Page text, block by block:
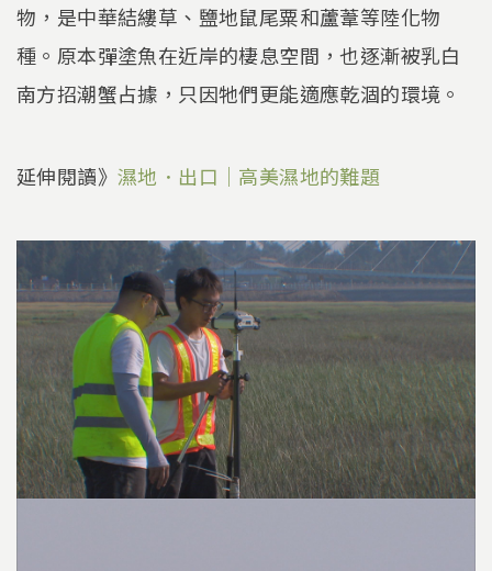
物，是中華結縷草、鹽地鼠尾粟和蘆葦等陸化物
種。原本彈塗魚在近岸的棲息空間，也逐漸被乳白
南方招潮蟹占據，只因牠們更能適應乾涸的環境。
延伸閱讀》 濕地．出口｜高美濕地的難題